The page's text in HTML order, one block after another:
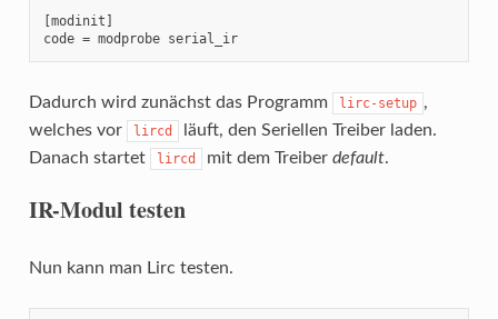
[modinit]
code = modprobe serial_ir
Dadurch wird zunächst das Programm lirc-setup ,
welches vor
lircd
läuft, den Seriellen Treiber laden.
Danach startet
lircd mit dem Treiber default.
IR-Modul testen
Nun kann man Lirc testen.